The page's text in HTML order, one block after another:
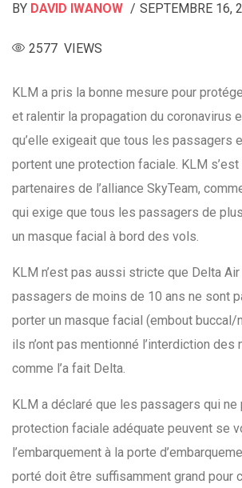
BY DAVID IWANOW SEPTEMBRE 16,
2577 VIEWS
KLM a pris la bonne mesure pour
et ralentir la propagation du coronavirus
qu’elle exigeait que tous les passagers
portent une protection faciale. KLM
partenaires de l’alliance SkyTeam,
qui exige que tous les passagers de
un masque facial à bord des vols.
KLM n’est pas aussi stricte que Delta
passagers de moins de 10 ans ne sont
porter un masque facial (embout buccal/
ils n’ont pas mentionné l’interdiction
comme l’a fait Delta.
KLM a déclaré que les passagers qui ne
protection faciale adéquate peuvent se
l’embarquement à la porte
porté doit être suffisamment grand pour